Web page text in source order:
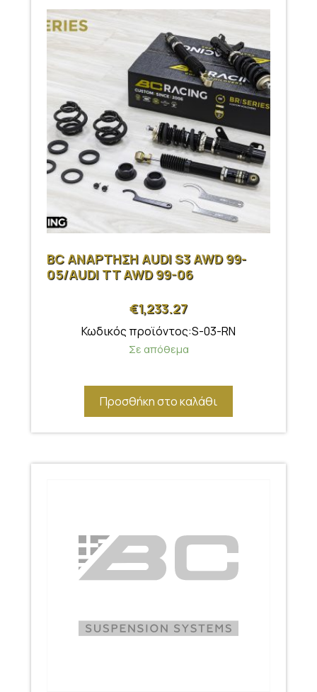
BC ΑΝΑΡΤΗΣΗ AUDI S3 AWD 99-
05/AUDI TT AWD 99-06
€1,233.27
Κωδικός προϊόντος:S-03-RN
Σε απόθεμα
Προσθήκη στο καλάθι